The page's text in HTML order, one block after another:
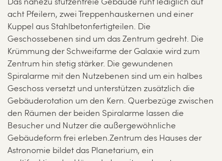
Das nahezu stützenfreie Gebäude ruht lediglich auf
acht Pfeilern, zwei Treppenhauskernen und einer
Kuppel aus Stahlbetonfertigteilen. Die
Geschossebenen sind um das Zentrum gedreht. Die
Krümmung der Schweifarme der Galaxie wird zum
Zentrum hin stetig stärker. Die gewundenen
Spiralarme mit den Nutzebenen sind um ein halbes
Geschoss versetzt und unterstützen zusätzlich die
Gebäuderotation um den Kern. Querbezüge zwischen
den Räumen der beiden Spiralarme lassen die
Besucher und Nutzer die außergewöhnliche
Gebäudeform frei erleben.Zentrum des Hauses der
Astronomie bildet das Planetarium, ein